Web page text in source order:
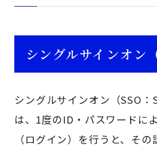
シングルサインオン
シングルサインオン（SSO
は、1度のID・パスワードに
（ログイン）を行うと、そ